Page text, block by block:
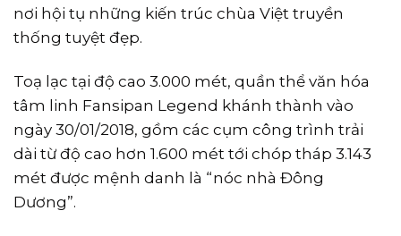
nơi hội tụ những kiến trúc chùa Việt truyền
thống tuyệt đẹp.
Toạ lạc tại độ cao 3.000 mét, quần thể văn hóa
tâm linh Fansipan Legend khánh thành vào
ngày 30/01/2018, gồm các cụm công trình trải
dài từ độ cao hơn 1.600 mét tới chóp tháp 3.143
mét được mệnh danh là “nóc nhà Đông
Dương”.